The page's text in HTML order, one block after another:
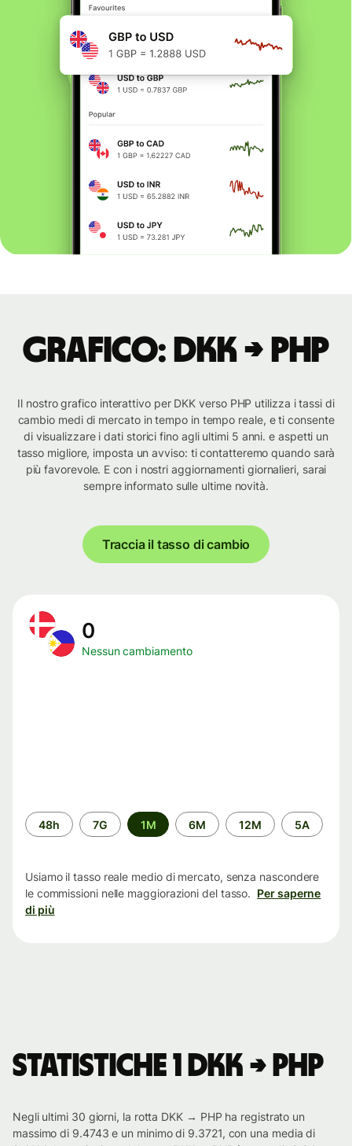
Grafico: DKK → PHP
Il nostro grafico interattivo per DKK verso PHP utilizza i tassi di
cambio medi di mercato in tempo in tempo reale, e ti consente
di visualizzare i dati storici fino agli ultimi 5 anni. e aspetti un
tasso migliore, imposta un avviso: ti contatteremo quando sarà
più favorevole. E con i nostri aggiornamenti giornalieri, sarai
sempre informato sulle ultime novità.
Traccia il tasso di cambio
0
Nessun cambiamento
Periodo
di
48h 7G 1M 6M 12M 5A
Usiamo il tasso reale medio di mercato, senza nascondere
le commissioni nelle maggiorazioni del tasso. Per saperne
di più
Statistiche 1 DKK → PHP
Negli ultimi 30 giorni, la rotta DKK → PHP ha registrato un
massimo di 9.4743 e un minimo di 9.3721, con una media di